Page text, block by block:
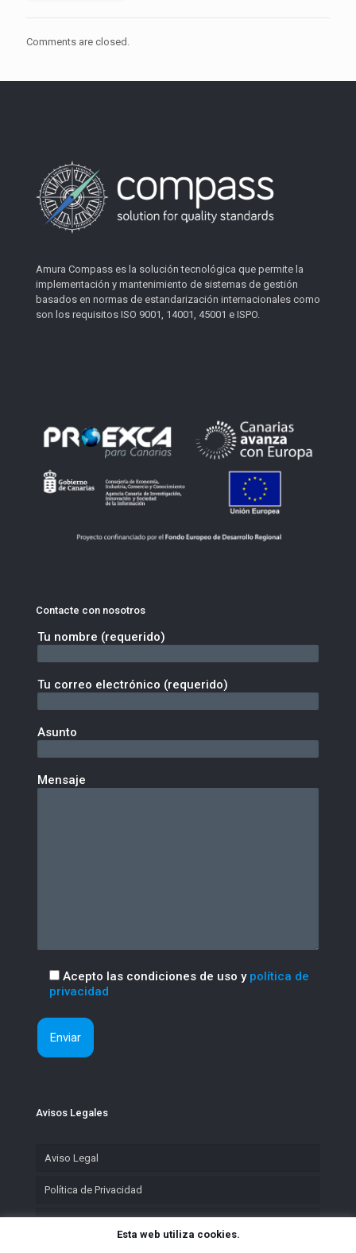
Comments are closed.
Amura Compass es la solución tecnológica que permite la
implementación y mantenimiento de sistemas de gestión
basados en normas de estandarización internacionales como
son los requisitos ISO 9001, 14001, 45001 e ISPO.
Contacte con nosotros
Tu nombre (requerido)
Tu correo electrónico (requerido)
Asunto
Mensaje
Acepto las condiciones de uso y política de
privacidad
Avisos Legales
Aviso Legal
Política de Privacidad
Política de Cookies
Esta web utiliza cookies.